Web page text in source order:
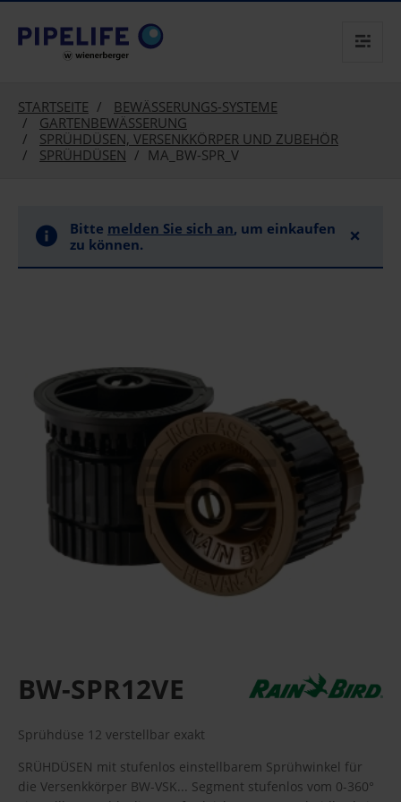
text.skipToContent
text.skipToNavigation
STARTSEITE
BEWÄSSERUNGS-SYSTEME
GARTENBEWÄSSERUNG
SPRÜHDÜSEN, VERSENKKÖRPER UND ZUBEHÖR
SPRÜHDÜSEN
MA_BW-SPR_V
Bitte melden Sie sich an, um einkaufen
zu können.
×
BW-SPR12VE
Sprühdüse 12 verstellbar exakt
SRÜHDÜSEN mit stufenlos einstellbarem Sprühwinkel für
die Versenkkörper BW-VSK... Segment stufenlos vom 0-360°